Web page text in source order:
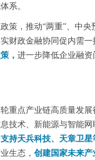
系。
策，推动“两重”、中
财政金融协同促内需
， 进一步降低企业融
重点产业链高质量发
技术、新能源与智能
持天兵科技、天章卫
生态， 创建国家未来产